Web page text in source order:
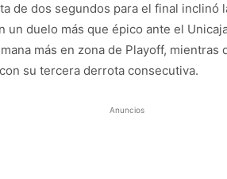
de dos segundos para el final inclinó
un duelo más que épico ante el
más en zona de Playoff, mientras
su tercera derrota consecutiva.
Anuncios